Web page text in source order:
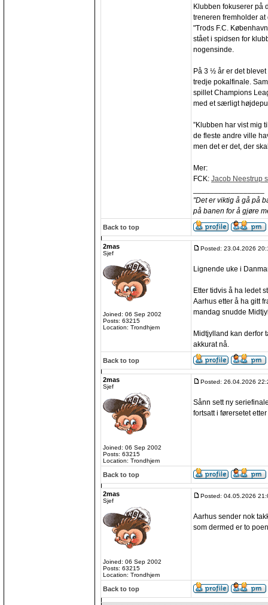
Klubben fokuserer på
treneren fremholder
"Trods F.C.
stået i spidsen for
nogensinde.
På 3 ½ år er det
tredje pokalfinale.
spillet Champions
med et særligt
”Klubben har vist mig
de fleste andre ville
men det er det, der
Mer:
FCK: Jacob Neestrup
"Det er viktig å gå på
på banen for å gjøre
Back to top
2mas
Sjef
Joined: 06 Sep 2002
Posts: 63215
Location: Trondhjem
Posted: 23.04.2026
Lignende uke i
Etter tidvis å ha ledet
Aarhus etter å ha gitt
mandag snudde
Midtjylland kan derfor
akkurat nå.
Back to top
2mas
Sjef
Joined: 06 Sep 2002
Posts: 63215
Location: Trondhjem
Posted: 26.04.2026
Sånn sett ny
fortsatt i førersetet
Back to top
2mas
Sjef
Joined: 06 Sep 2002
Posts: 63215
Location: Trondhjem
Posted: 04.05.2026
Aarhus sender nok
som dermed er to
Back to top